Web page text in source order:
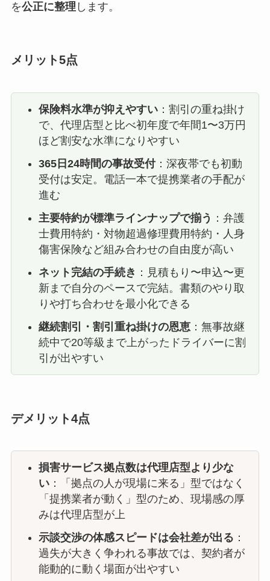
を公正に整理 します。
メリット5点
保険料水準が抑えやすい：割引の重ね掛け
で、代理店型と比べ初年度で年間1〜3万円
ほど割安な水準になりやすい
365日24時間の事故受付：深夜帯でも初動
受付は安定。電話一本で提携業者の手配が
進む
主要特約が標準ラインナップで揃う ：弁護
士費用特約・対物超過修理費用特約・人身
傷害保険など組み合わせの自由度が高い
ネット完結の手続き ：見積もり〜申込〜更
新まで自分のペースで完結。書類のやり取
りや打ち合わせを最小化できる
継続割引・割引重ね掛けの恩恵：無事故継
続中で20等級まで上がったドライバーに割
引が出やすい
デメリット4点
損害サービス拠点数は代理店型より少な
い：「拠点の人が現場に来る」型ではなく
「提携業者が動く」型のため、現場感の厚
みは代理店型が上
示談交渉の体感スピードは会社差が出る ：
過失が大きく争われる事故では、契約者が
能動的に動く場面が出やすい